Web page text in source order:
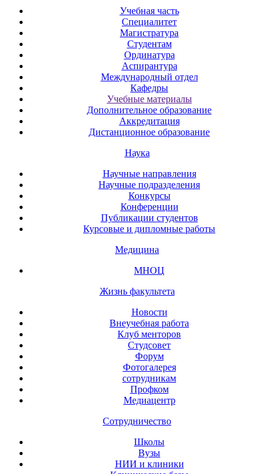
Учебная часть
Специалитет
Магистратура
Студентам
Ординатура
Аспирантура
Международный отдел
Кафедры
Учебные материалы
Дополнительное образование
Аккредитация
Дистанционное образование
Наука
Научные направления
Научные подразделения
Конкурсы
Конференции
Публикации студентов
Курсовые и дипломные работы
Медицина
МНОЦ
Жизнь факультета
Новости
Внеучебная работа
Клуб менторов
Студсовет
Форум
Фотогалерея
сотрудникам
Профком
Медиацентр
Сотрудничество
Школы
Вузы
НИИ и клиники